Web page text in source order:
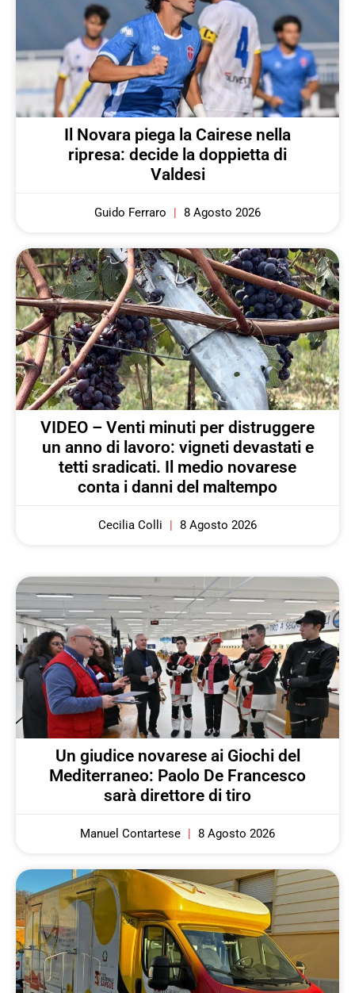
Il Novara piega la Cairese nella
ripresa: decide la doppietta di
Valdesi
Guido Ferraro 8 Agosto 2026
VIDEO – Venti minuti per distruggere
un anno di lavoro: vigneti devastati e
tetti sradicati. Il medio novarese
conta i danni del maltempo
Cecilia Colli 8 Agosto 2026
Un giudice novarese ai Giochi del
Mediterraneo: Paolo De Francesco
sarà direttore di tiro
Manuel Contartese 8 Agosto 2026